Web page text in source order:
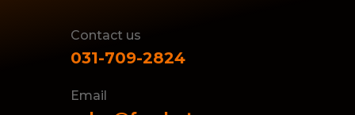
Contact us
031-709-2824
Email